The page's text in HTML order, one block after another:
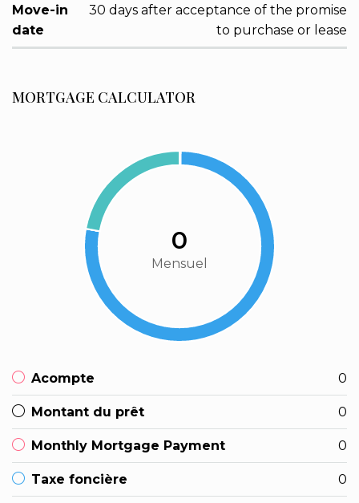
Move-in
date
30 days after acceptance of the promise
to purchase or lease
MORTGAGE CALCULATOR
0
Mensuel
Acompte 0
Montant du prêt 0
Monthly Mortgage Payment 0
Taxe foncière 0